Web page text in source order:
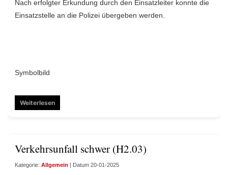
Nach erfolgter Erkundung durch den Einsatzleiter konnte die
Einsatzstelle an die Polizei übergeben werden.
Symbolbild
Weiterlesen
Verkehrsunfall schwer (H2.03)
Kategorie: Allgemein | Datum 20-01-2025